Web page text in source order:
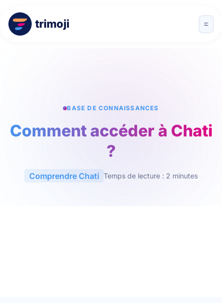
trimoji
BASE DE CONNAISSANCES
Comment accéder à Chati
?
Comprendre Chati Temps de lecture : 2 minutes